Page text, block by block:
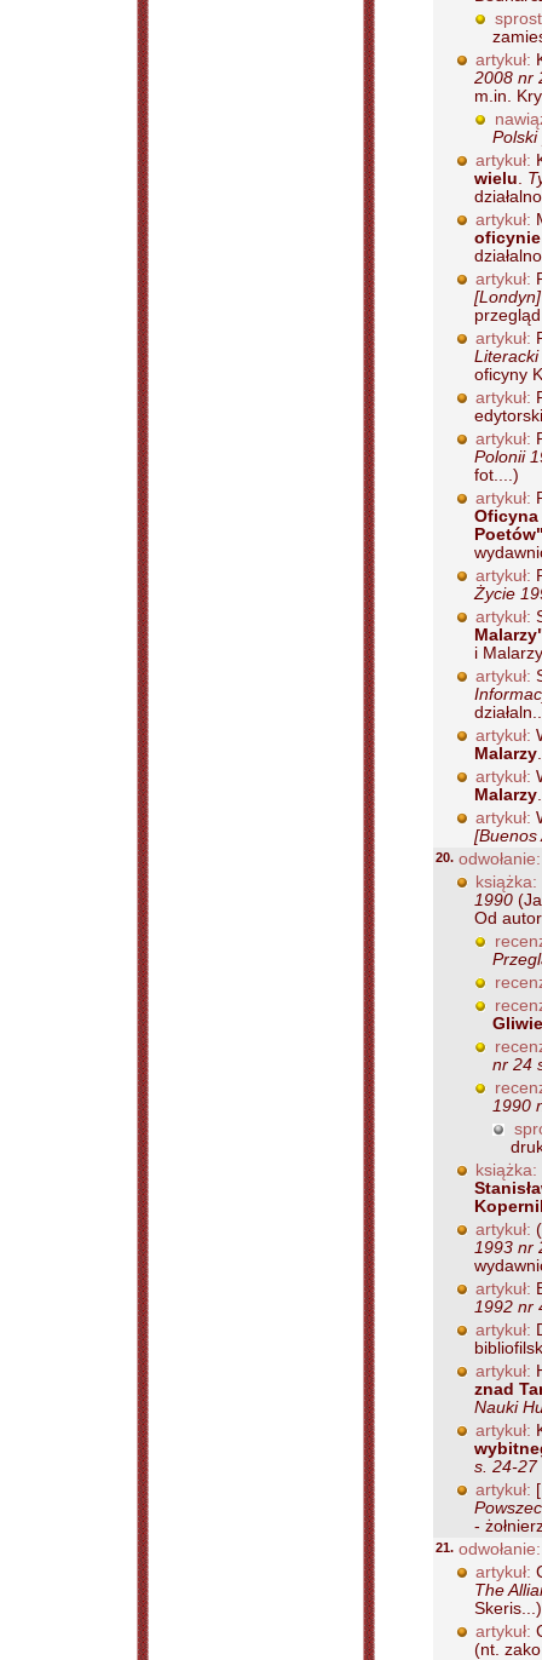
artykuł:
2008 nr
m.in.
artykuł:
wielu.
artykuł:
oficynie
artykuł:
artykuł:
oficyny
artykuł:
artykuł:
Polonii
fot....)
artykuł:
Oficyna
artykuł:
Życie
artykuł:
i
artykuł:
artykuł:
Malarzy
artykuł:
Malarzy
artykuł:
[Buenos
20. odwołanie:
książka:
1990
Od
Gliwie
nr 24
1990
książka:
artykuł:
1993 nr
artykuł:
1992 nr
artykuł:
artykuł:
znad
Nauki
artykuł:
s. 24-27
artykuł:
-
21. odwołanie:
artykuł:
The
Skeris...)
artykuł:
(nt.